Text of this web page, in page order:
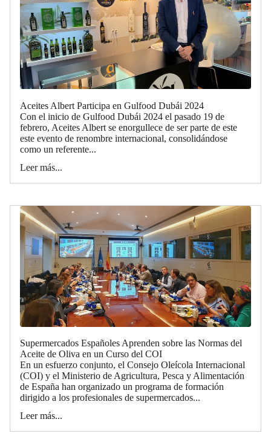
Aceites Albert Participa en Gulfood Dubái 2024
Con el inicio de Gulfood Dubái 2024 el pasado 19 de
febrero, Aceites Albert se enorgullece de ser parte de este
este evento de renombre internacional, consolidándose
como un referente...
Leer más...
Supermercados Españoles Aprenden sobre las Normas del
Aceite de Oliva en un Curso del COI
En un esfuerzo conjunto, el Consejo Oleícola Internacional
(COI) y el Ministerio de Agricultura, Pesca y Alimentación
de España han organizado un programa de formación
dirigido a los profesionales de supermercados...
Leer más...